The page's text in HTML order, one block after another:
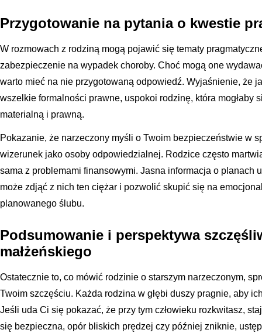
Przygotowanie na pytania o kwestie
W rozmowach z rodziną mogą pojawić się tematy
zabezpieczenie na wypadek choroby. Choć mogą one
warto mieć na nie przygotowaną odpowiedź. Wyjaśnienie, że
wszelkie formalności prawne, uspokoi rodzinę, która mogłaby
materialną i prawną.
Pokazanie, że narzeczony myśli o Twoim bezpieczeństwie w
wizerunek jako osoby odpowiedzialnej. Rodzice często
sama z problemami finansowymi. Jasna informacja o planach
może zdjąć z nich ten ciężar i pozwolić skupić się na
planowanego ślubu.
Podsumowanie i perspektywa
małżeńskiego
Ostatecznie to, co mówić rodzinie o starszym narzeczonym,
Twoim szczęściu. Każda rodzina w głębi duszy pragnie, aby
Jeśli uda Ci się pokazać, że przy tym człowieku rozkwitasz,
się bezpieczna, opór bliskich prędzej czy później zniknie,